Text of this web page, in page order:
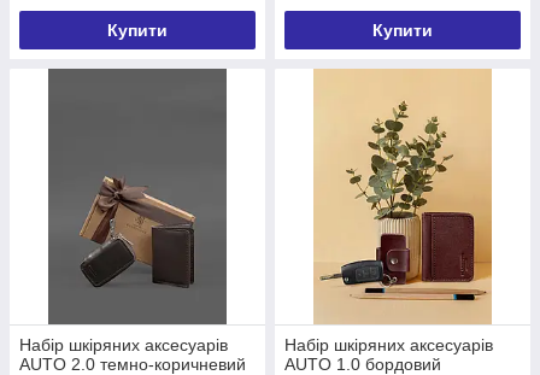
Купити Купити
Набір шкіряних аксесуарів
AUTO 2.0 темно-коричневий
Набір шкіряних аксесуарів
AUTO 1.0 бордовий